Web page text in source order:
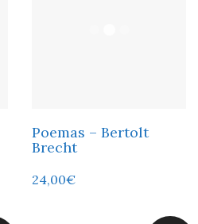
Poemas – Bertolt
Brecht
24,00€